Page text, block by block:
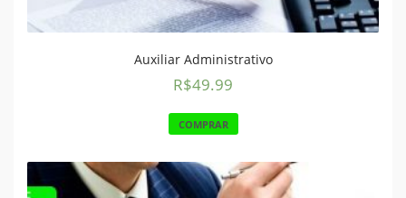
Auxiliar Administrativo
R$49.99
COMPRAR